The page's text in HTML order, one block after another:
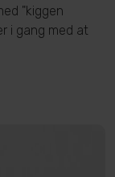
"kiggen
i gang med at